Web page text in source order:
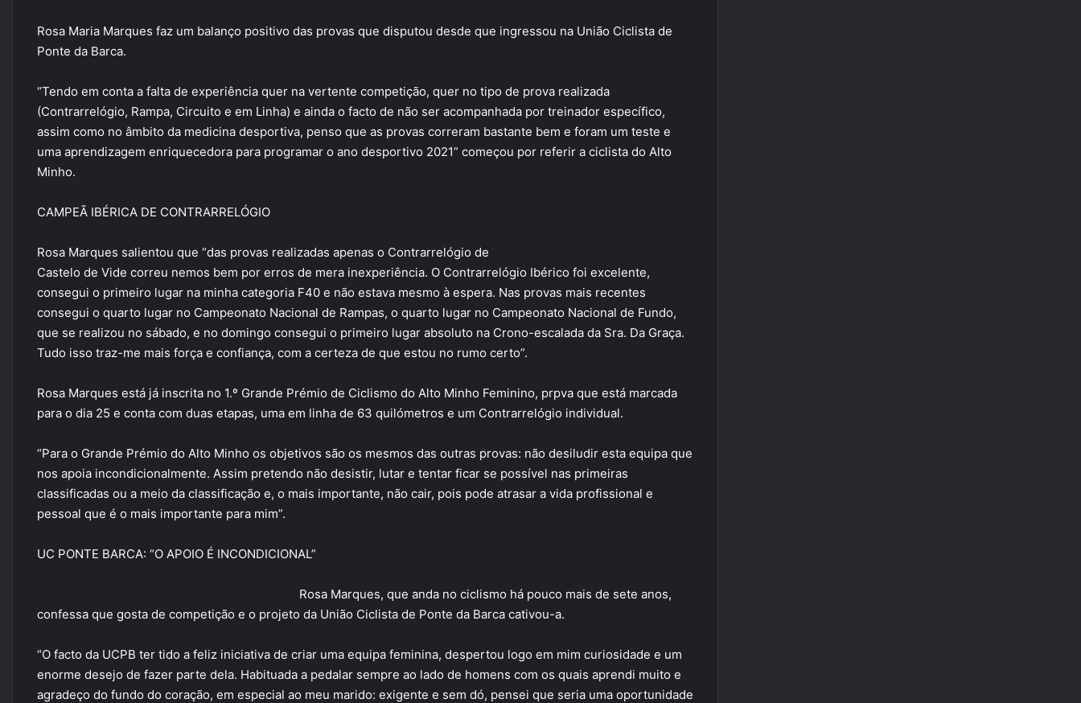
Rosa Maria Marques faz um balanço positivo das provas que disputou desde que ingressou na União Ciclista de
Ponte da Barca.
“Tendo em conta a falta de experiência quer na vertente competição, quer no tipo de prova realizada
(Contrarrelógio, Rampa, Circuito e em Linha) e ainda o facto de não ser acompanhada por treinador específico,
assim como no âmbito da medicina desportiva, penso que as provas correram bastante bem e foram um teste e
uma aprendizagem enriquecedora para programar o ano desportivo 2021” começou por referir a ciclista do Alto
Minho.
CAMPEÃ IBÉRICA DE CONTRARRELÓGIO
Rosa Marques salientou que “das provas realizadas apenas o Contrarrelógio de
Castelo de Vide correu nemos bem por erros de mera inexperiência. O Contrarrelógio Ibérico foi excelente,
consegui o primeiro lugar na minha categoria F40 e não estava mesmo à espera. Nas provas mais recentes
consegui o quarto lugar no Campeonato Nacional de Rampas, o quarto lugar no Campeonato Nacional de Fundo,
que se realizou no sábado, e no domingo consegui o primeiro lugar absoluto na Crono-escalada da Sra. Da Graça.
Tudo isso traz-me mais força e confiança, com a certeza de que estou no rumo certo”.
Rosa Marques está já inscrita no 1.º Grande Prémio de Ciclismo do Alto Minho Feminino, prpva que está marcada
para o dia 25 e conta com duas etapas, uma em linha de 63 quilómetros e um Contrarrelógio individual.
“Para o Grande Prémio do Alto Minho os objetivos são os mesmos das outras provas: não desiludir esta equipa que
nos apoia incondicionalmente. Assim pretendo não desistir, lutar e tentar ficar se possível nas primeiras
classificadas ou a meio da classificação e, o mais importante, não cair, pois pode atrasar a vida profissional e
pessoal que é o mais importante para mim”.
UC PONTE BARCA: “O APOIO É INCONDICIONAL”
Rosa Marques, que anda no ciclismo há pouco mais de sete anos,
confessa que gosta de competição e o projeto da União Ciclista de Ponte da Barca cativou-a.
“O facto da UCPB ter tido a feliz iniciativa de criar uma equipa feminina, despertou logo em mim curiosidade e um
enorme desejo de fazer parte dela. Habituada a pedalar sempre ao lado de homens com os quais aprendi muito e
agradeço do fundo do coração, em especial ao meu marido: exigente e sem dó, pensei que seria uma oportunidade